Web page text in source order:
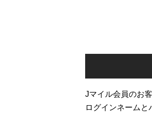
Jマイル会員のお
ログインネームと